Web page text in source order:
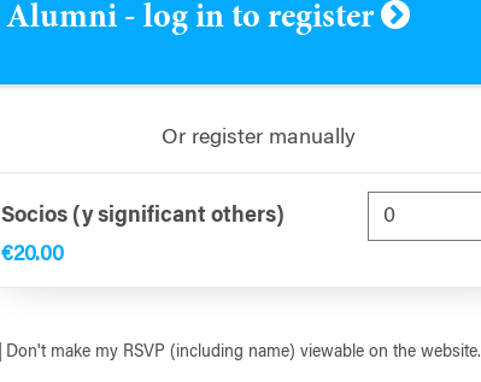
Alumni - log in to register
Or register manually
Socios (y significant others)
€20.00
Don't make my RSVP (including name) viewable on the website.